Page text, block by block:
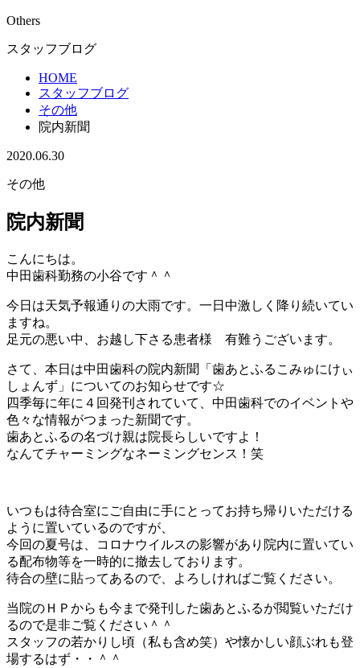
Others
スタッフブログ
HOME
スタッフブログ
その他
院内新聞
2020.06.30
その他
院内新聞
こんにちは。
中田歯科勤務の小谷です＾＾
今日は天気予報通りの大雨です。一日中激しく降り続いてい
ますね。
足元の悪い中、お越し下さる患者様 有難うございます。
さて、本日は中田歯科の院内新聞「歯あとふるこみゅにけぃ
しょんず」についてのお知らせです☆
四季毎に年に４回発刊されていて、中田歯科でのイベントや
色々な情報がつまった新聞です。
歯あとふるの名づけ親は院長らしいですよ！
なんてチャーミングなネーミングセンス！笑
いつもは待合室にご自由に手にとってお持ち帰りいただける
ように置いているのですが、
今回の夏号は、コロナウイルスの影響があり院内に置いてい
る配布物等を一時的に撤去しております。
待合の壁に貼ってあるので、よろしければご覧ください。
当院のＨＰからも今まで発刊した歯あとふるが閲覧いただけ
るので是非ご覧ください＾＾
スタッフの若かりし頃（私も含め笑）や懐かしい顔ぶれも登
場するはず・・＾＾